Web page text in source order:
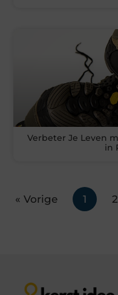
Verbeter Je Leven
in
« Vorige 1 2